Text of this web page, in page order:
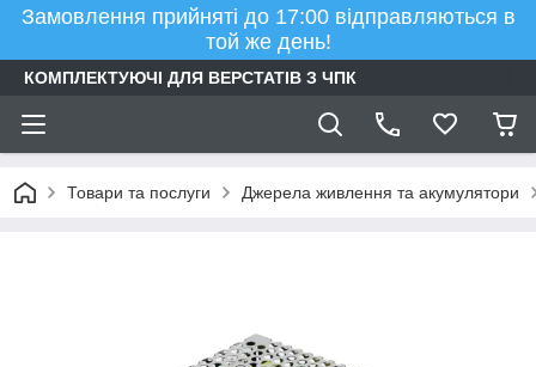
Замовлення прийняті до 17:00 відправляються в
той же день!
КОМПЛЕКТУЮЧІ ДЛЯ ВЕРСТАТІВ З ЧПК
Товари та послуги Джерела живлення та акумулятори